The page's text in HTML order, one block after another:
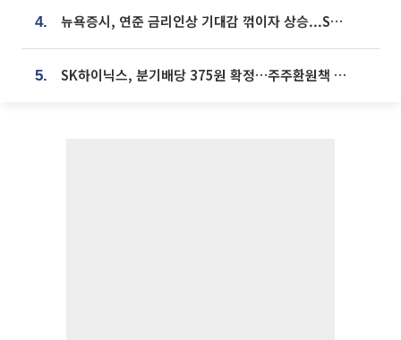
4. 뉴욕증시, 연준 금리인상 기대감 꺾이자 상승...S&P500 사상 최고치 [종합]
5. SK하이닉스, 분기배당 375원 확정…주주환원책 9월로 앞당겨 발표